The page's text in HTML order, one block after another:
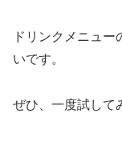
ドリンクメニュー
いです。
ぜひ、一度試して